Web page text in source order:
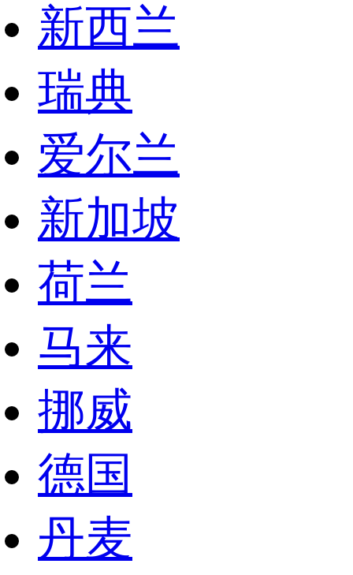
新西兰
瑞典
爱尔兰
新加坡
荷兰
马来
挪威
德国
丹麦